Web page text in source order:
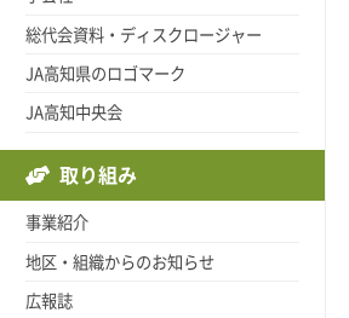
総代会資料・ディスクロージャー
JA高知県のロゴマーク
JA高知中央会
取り組み
事業紹介
地区・組織からのお知らせ
広報誌